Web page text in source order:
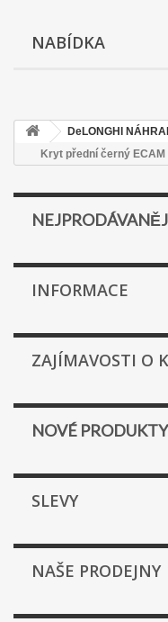
NABÍDKA
DeLONGHI
Kryt přední černý ECAM
INFORMACE
ZAJÍMAVOSTI O
NOVÉ PRODUKTY
SLEVY
NAŠE PRODEJNY